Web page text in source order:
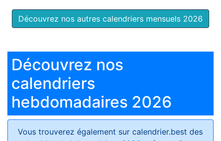
Découvrez nos autres calendriers mensuels 2026
Découvrez nos
calendriers
hebdomadaires 2026
Vous trouverez également sur calendrier.best des